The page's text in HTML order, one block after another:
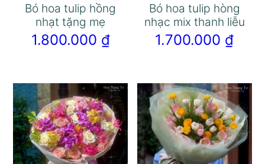
Bó hoa tulip hồng
nhạt tặng mẹ
1.800.000 ₫
Bó hoa tulip hòng
nhạc mix thanh liễu
1.700.000 ₫